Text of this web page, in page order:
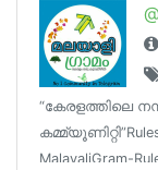
“കേരളത്തിലെ
MalayaliGram-